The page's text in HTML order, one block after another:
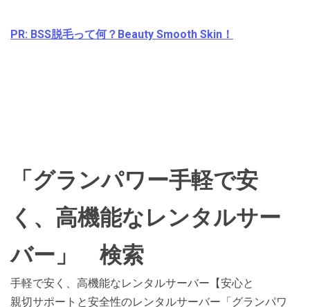
PR: BSS脱毛って何？Beauty Smooth Skin！
「グランパワー手軽で安
く、高機能なレンタルサー
バー」 検索
手軽で安く、高機能なレンタルサーバー【安心と
親切サポートと安全性のレンタルサーバー「グランパワ